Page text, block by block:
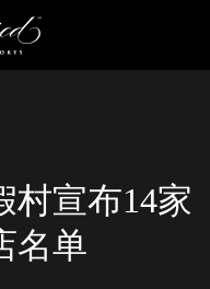
村宣布14家
名单